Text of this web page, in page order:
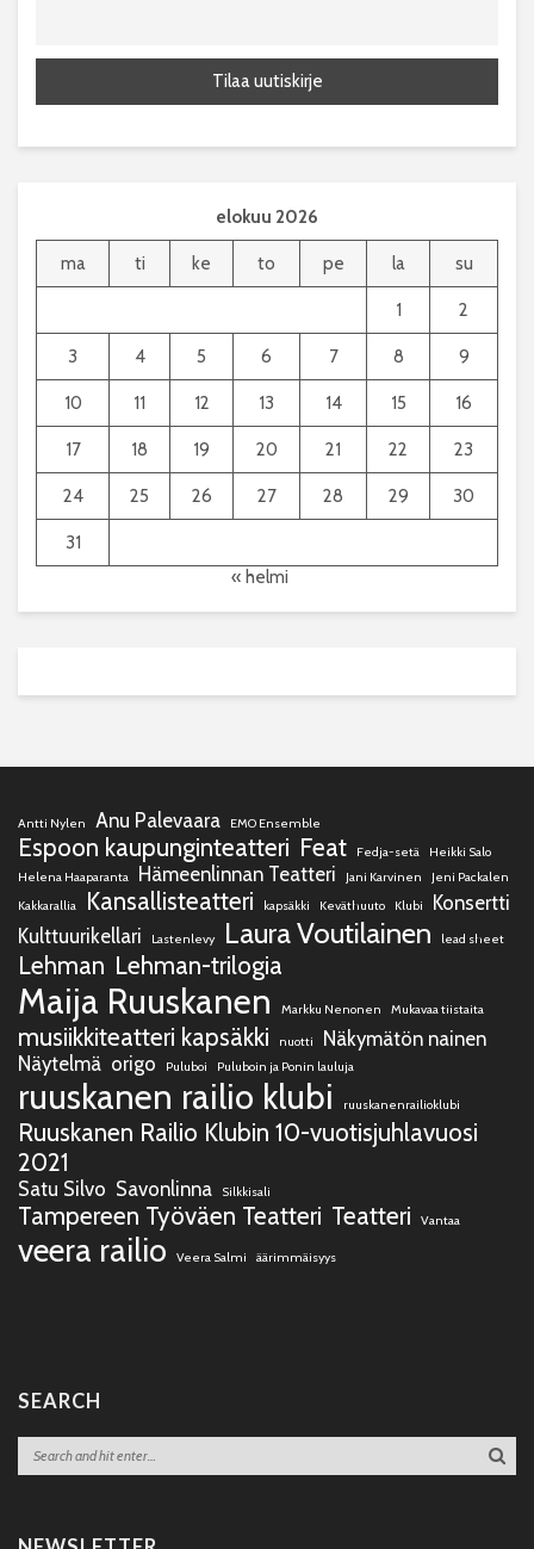
elokuu 2026
ma ti ke to pe la su
1 2
3 4 5 6 7 8 9
10 11 12 13 14 15 16
17 18 19 20 21 22 23
24 25 26 27 28 29 30
31
« helmi
Antti Nylen Anu Palevaara EMO Ensemble
Espoon kaupunginteatteri Feat Fedja-setä
Heikki Salo
Helena Haaparanta
Hämeenlinnan Teatteri Jani Karvinen
Jeni Packalen
Kakkarallia
Kansallisteatteri kapsäkki Keväthuuto Klubi
Konsertti
Kulttuurikellari
Lastenlevy Laura Voutilainen lead sheet
Lehman Lehman-trilogia
Maija Ruuskanen Markku Nenonen Mukavaa tiistaita
musiikkiteatteri kapsäkki nuotti
Näkymätön nainen
Näytelmä origo Puluboi Puluboin ja Ponin lauluja
ruuskanen railio klubi ruuskanenrailioklubi
Ruuskanen Railio Klubin 10-vuotisjuhlavuosi
2021
Satu Silvo Savonlinna Silkkisali
Tampereen Työväen Teatteri Teatteri Vantaa
veera railio Veera Salmi äärimmäisyys
SEARCH